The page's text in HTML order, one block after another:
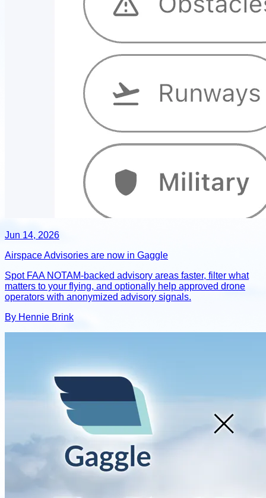
Jun 14, 2026
Airspace Advisories are now in Gaggle
Spot FAA NOTAM-backed advisory areas faster, filter what
matters to your flying, and optionally help approved drone
operators with anonymized advisory signals.
By Hennie Brink